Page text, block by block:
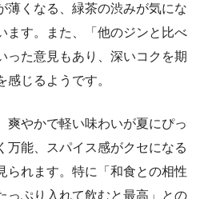
薄くなる、緑茶の渋みが気にな
ます。また、「他のジンと比べ
った意見もあり、深いコクを期
じるようです。
爽やかで軽い味わいが夏にぴっ
万能、スパイス感がクセになる
られます。特に「和食との相性
っぷり入れて飲むと最高」との